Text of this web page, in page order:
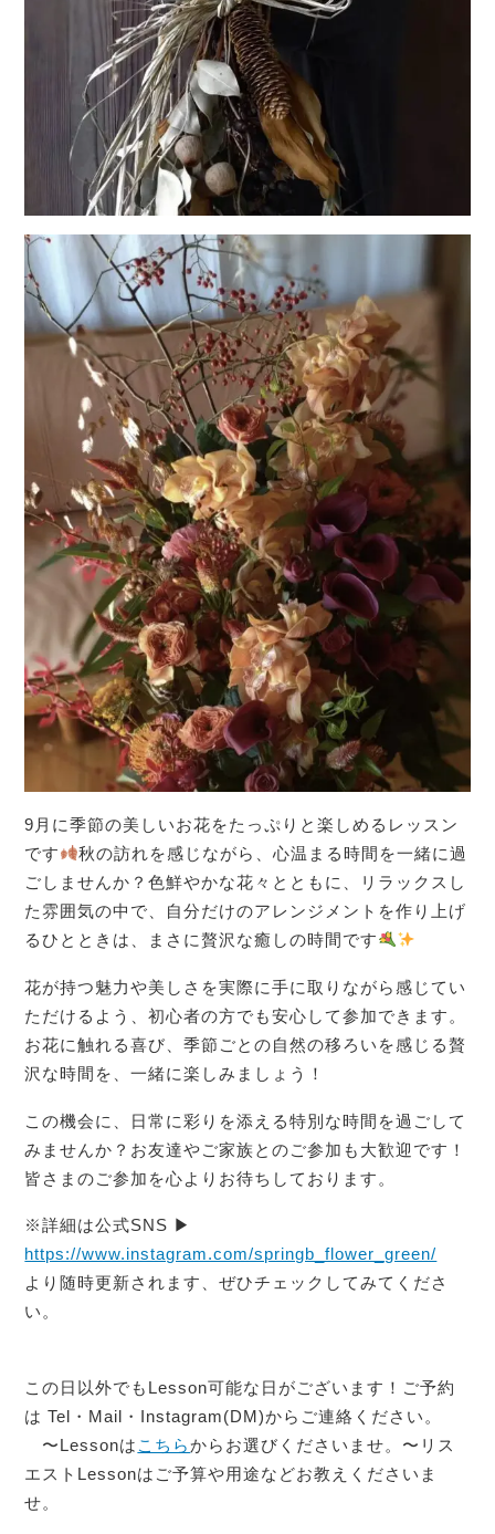
9月に季節の美しいお花をたっぷりと楽しめるレッスン
です
秋の訪れを感じながら、心温まる時間を一緒に過
ごしませんか？色鮮やかな花々とともに、リラックスし
た雰囲気の中で、自分だけのアレンジメントを作り上げ
るひとときは、まさに贅沢な癒しの時間です
花が持つ魅力や美しさを実際に手に取りながら感じてい
ただけるよう、初心者の方でも安心して参加できます。
お花に触れる喜び、季節ごとの自然の移ろいを感じる贅
沢な時間を、一緒に楽しみましょう！
この機会に、日常に彩りを添える特別な時間を過ごして
みませんか？お友達やご家族とのご参加も大歓迎です！
皆さまのご参加を心よりお待ちしております。
※詳細は公式SNS ▶︎
https://www.instagram.com/springb_flower_green/
より随時更新されます、ぜひチェックしてみてくださ
い。
この日以外でもLesson可能な日がございます！ご予約
は Tel・Mail・Instagram(DM)からご連絡ください。
〜Lessonは こちらからお選びくださいませ。〜リス
エストLessonはご予算や用途などお教えくださいま
せ。